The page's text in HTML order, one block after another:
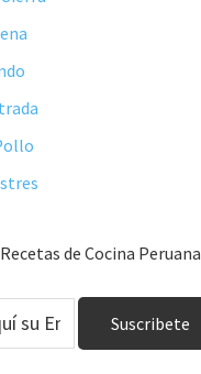
de Cocina Peruana